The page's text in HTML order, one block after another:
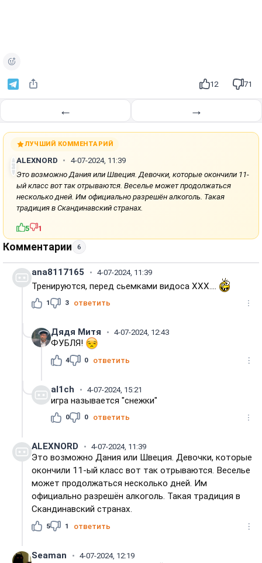
12 71
← →
ЛУЧШИЙ КОММЕНТАРИЙ
ALEXNORD
4-07-2024, 11:39
Это возможно Дания или Швеция. Девочки, которые окончили 11-
ый класс вот так отрываются. Веселье может продолжаться
несколько дней. Им официально разрешён алкоголь. Такая
традиция в Скандинавский странах.
5 1
Комментарии 6
ana8117165 4-07-2024, 11:39
Тренируются, перед сьемками видоса XXX....
1 3 ответить
Дядя Митя 4-07-2024, 12:43
ФУБЛЯ!
4 0 ответить
al1ch 4-07-2024, 15:21
игра называется "снежки"
0 0 ответить
ALEXNORD 4-07-2024, 11:39
Это возможно Дания или Швеция. Девочки, которые
окончили 11-ый класс вот так отрываются. Веселье
может продолжаться несколько дней. Им
официально разрешён алкоголь. Такая традиция в
Скандинавский странах.
5 1 ответить
Seaman 4-07-2024, 12:19